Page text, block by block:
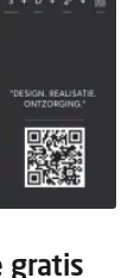
gratis